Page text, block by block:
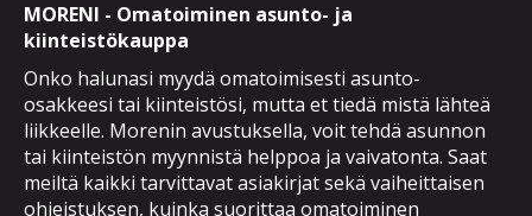
MORENI - Omatoiminen asunto- ja
kiinteistökauppa
Onko halunasi myydä omatoimisesti asunto-
osakkeesi tai kiinteistösi, mutta et tiedä mistä lähteä
liikkeelle. Morenin avustuksella, voit tehdä asunnon
tai kiinteistön myynnistä helppoa ja vaivatonta. Saat
meiltä kaikki tarvittavat asiakirjat sekä vaiheittaisen
ohjeistuksen, kuinka suorittaa omatoiminen